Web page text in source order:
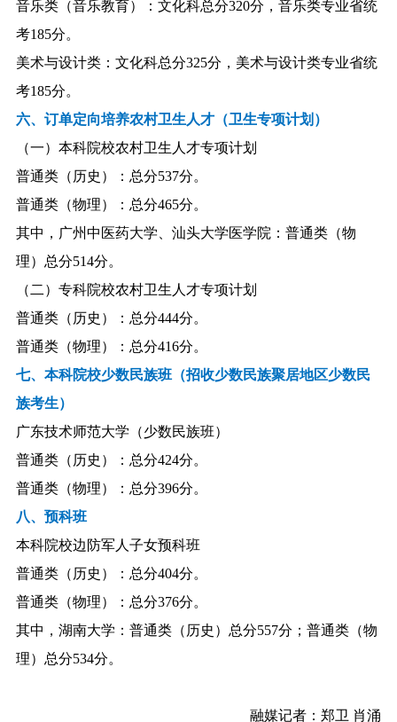
音乐类（音乐教育）：文化科总分320分，音乐类专业省统
考185分。
美术与设计类：文化科总分325分，美术与设计类专业省统
考185分。
六、订单定向培养农村卫生人才（卫生专项计划）
（一）本科院校农村卫生人才专项计划
普通类（历史）：总分537分。
普通类（物理）：总分465分。
其中，广州中医药大学、汕头大学医学院：普通类（物
理）总分514分。
（二）专科院校农村卫生人才专项计划
普通类（历史）：总分444分。
普通类（物理）：总分416分。
七、本科院校少数民族班（招收少数民族聚居地区少数民
族考生）
广东技术师范大学（少数民族班）
普通类（历史）：总分424分。
普通类（物理）：总分396分。
八、预科班
本科院校边防军人子女预科班
普通类（历史）：总分404分。
普通类（物理）：总分376分。
其中，湖南大学：普通类（历史）总分557分；普通类（物
理）总分534分。
融媒记者：郑卫 肖涌